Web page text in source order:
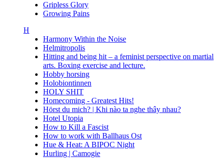
Gripless Glory
Growing Pains
H
Harmony Within the Noise
Helmitropolis
Hitting and being hit – a feminist perspective on martial
arts. Boxing exercise and lecture.
Hobby horsing
Holobiontinnen
HOLY SHIT
Homecoming - Greatest Hits!
Hörst du mich? | Khi nào ta nghe thây nhau?
Hotel Utopia
How to Kill a Fascist
How to work with Ballhaus Ost
Hue & Heat: A BIPOC Night
Hurling | Camogie